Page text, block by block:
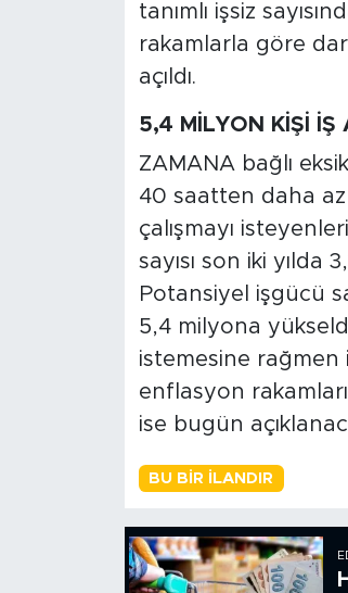
tanımlı işsiz
rakamlarla göre dar
açıldı.
5,4 MİLYON KİŞİ İŞ
ZAMANA bağlı
40 saatten daha az
çalışmayı
sayısı son iki
Potansiyel işgücü
5,4 milyona
istemesine rağmen
enflasyon rakamları
ise bugün
BU BIR İLANDIR